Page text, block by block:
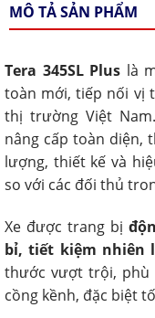
MÔ TẢ SẢN PHẨM
Tera 345SL Plus là
toàn mới, tiếp nối vị
thị trường Việt
nâng cấp toàn diện,
lượng, thiết kế và
so với các đối thủ
Xe được trang bị
bỉ, tiết kiệm nhiên
thước vượt trội, phù
cồng kềnh, đặc biệt